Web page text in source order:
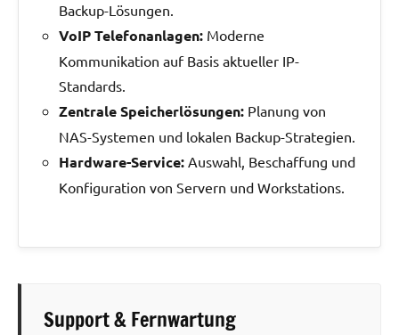
Backup-Lösungen.
VoIP Telefonanlagen: Moderne
Kommunikation auf Basis aktueller IP-
Standards.
Zentrale Speicherlösungen: Planung von
NAS-Systemen und lokalen Backup-Strategien.
Hardware-Service: Auswahl, Beschaffung und
Konfiguration von Servern und Workstations.
Support & Fernwartung